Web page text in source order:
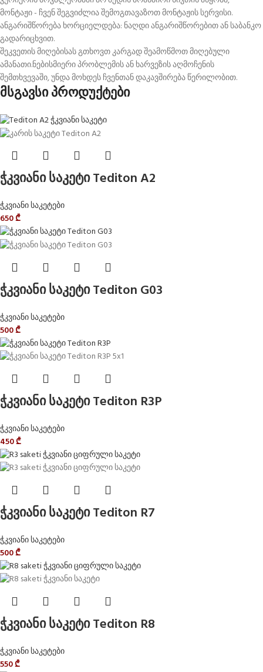
მონტაჟი - ჩვენ შეგვიძლია შემოგთავაზოთ მონტაჟის სერვისი.
ანგარიშწორება ხორციელდება: ნაღდი ანგარიშწორებით ან საბანკო
გადარიცხვით.
შეკვეთის მიღებისას გთხოვთ კარგად შეამოწმოთ მიღებული
ამანათი.ნებისმიერი პრობლემის ან ხარვეზის აღმოჩენის
შემთხვევაში, უნდა მოხდეს ჩვენთან დაკავშირება წერილობით.
მსგავსი პროდუქტები
ჭკვიანი საკეტი Tediton A2
ჭკვიანი საკეტები
650₾
ჭკვიანი საკეტი Tediton G03
ჭკვიანი საკეტები
500₾
ჭკვიანი საკეტი Tediton R3P
ჭკვიანი საკეტები
450₾
ჭკვიანი საკეტი Tediton R7
ჭკვიანი საკეტები
500₾
ჭკვიანი საკეტი Tediton R8
ჭკვიანი საკეტები
550₾